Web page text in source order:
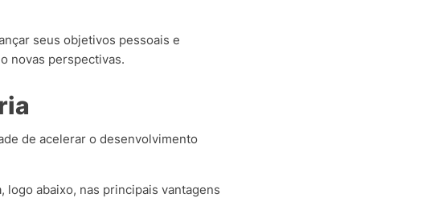
seus objetivos pessoais e
novas perspectivas.
de acelerar o desenvolvimento
logo abaixo, nas principais vantagens